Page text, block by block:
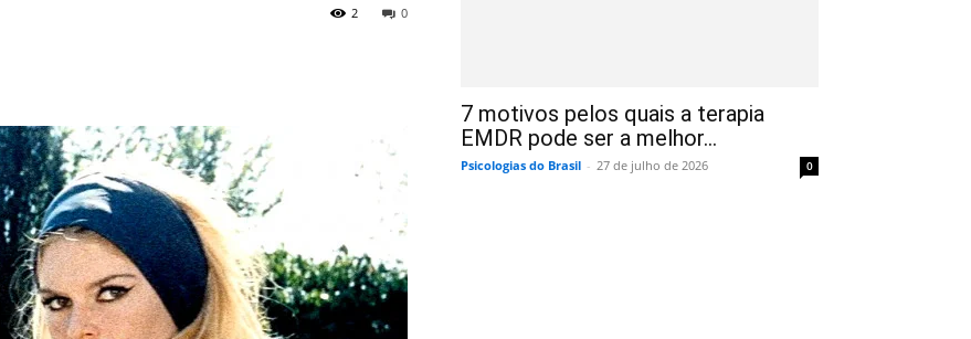
0
2
7 motivos pelos quais a terapia
EMDR pode ser a melhor...
Psicologias do Brasil - 27 de julho de 2026 0